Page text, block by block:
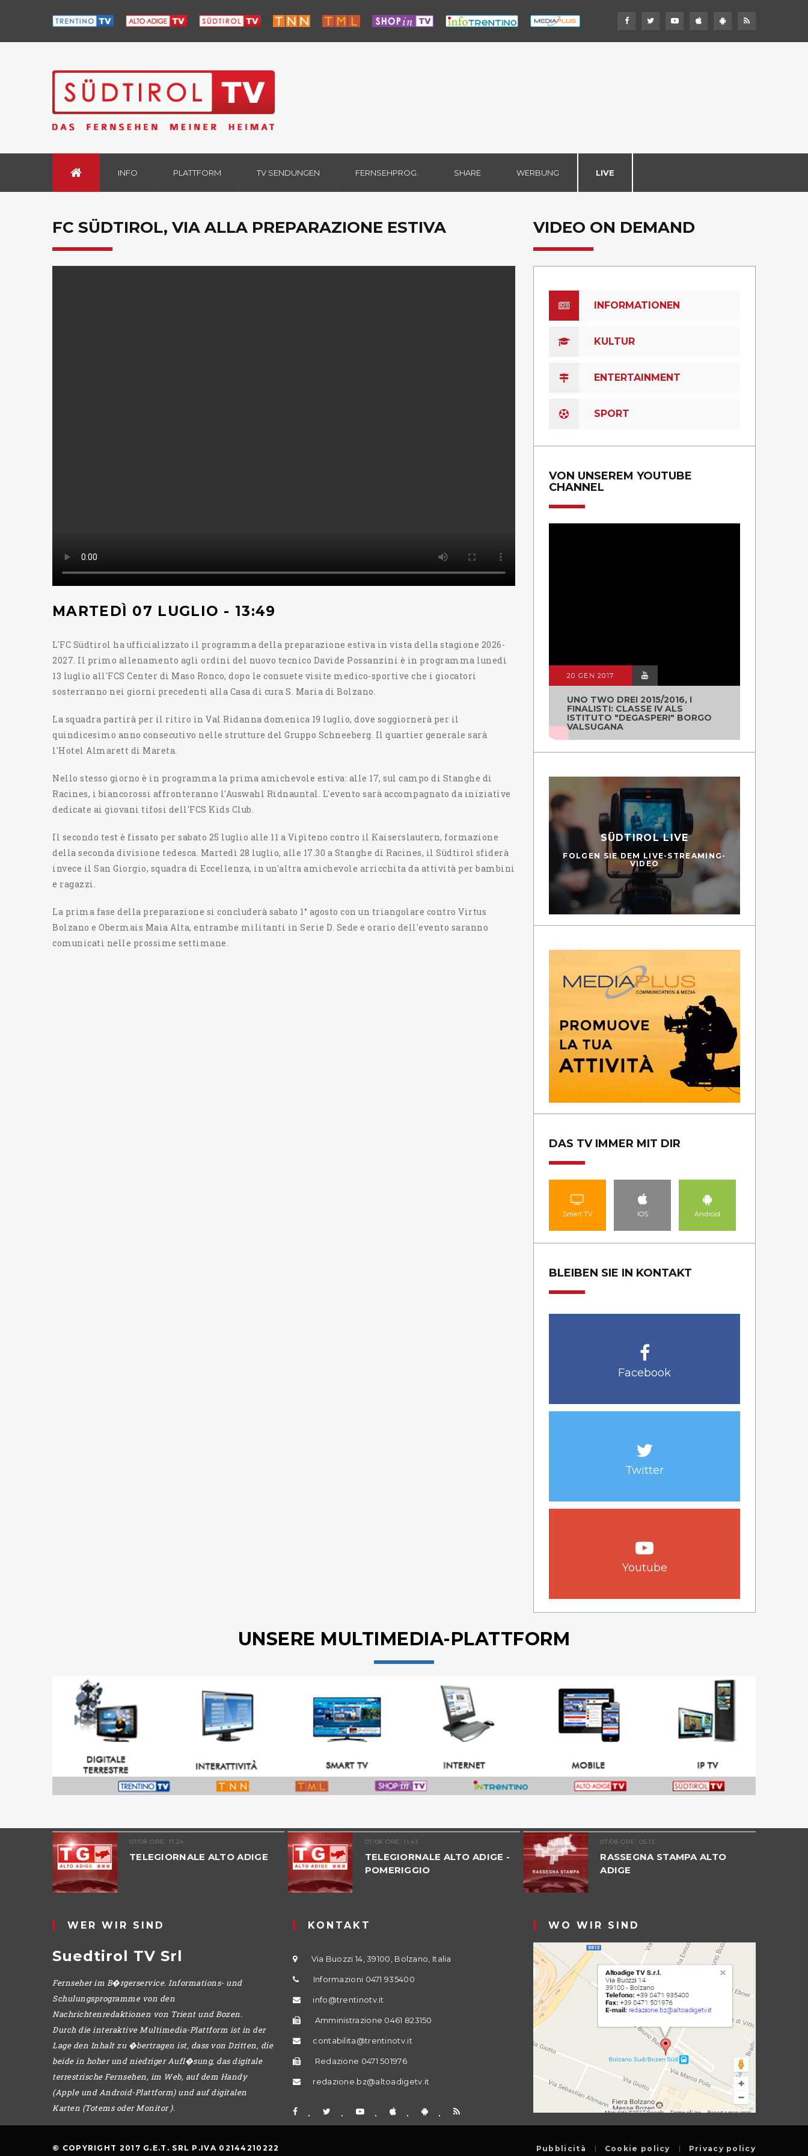
INFO PLATTFORM TV SENDUNGEN FERNSEHPROG. SHARE WERBUNG LIVE
FC SÜDTIROL, VIA ALLA PREPARAZIONE ESTIVA
MARTEDÌ 07 LUGLIO - 13:49
L'FC Südtirol ha ufficializzato il programma della preparazione estiva in vista della stagione 2026-
2027. Il primo allenamento agli ordini del nuovo tecnico Davide Possanzini è in programma lunedì
13 luglio all'FCS Center di Maso Ronco, dopo le consuete visite medico-sportive che i giocatori
sosterranno nei giorni precedenti alla Casa di cura S. Maria di Bolzano.
La squadra partirà per il ritiro in Val Ridanna domenica 19 luglio, dove soggiornerà per il
quindicesimo anno consecutivo nelle strutture del Gruppo Schneeberg. Il quartier generale sarà
l'Hotel Almarett di Mareta.
Nello stesso giorno è in programma la prima amichevole estiva: alle 17, sul campo di Stanghe di
Racines, i biancorossi affronteranno l'Auswahl Ridnauntal. L'evento sarà accompagnato da iniziative
dedicate ai giovani tifosi dell'FCS Kids Club.
Il secondo test è fissato per sabato 25 luglio alle 11 a Vipiteno contro il Kaiserslautern, formazione
della seconda divisione tedesca. Martedì 28 luglio, alle 17.30 a Stanghe di Racines, il Südtirol sfiderà
invece il San Giorgio, squadra di Eccellenza, in un'altra amichevole arricchita da attività per bambini
e ragazzi.
La prima fase della preparazione si concluderà sabato 1° agosto con un triangolare contro Virtus
Bolzano e Obermais Maia Alta, entrambe militanti in Serie D. Sede e orario dell'evento saranno
comunicati nelle prossime settimane.
VIDEO ON DEMAND
INFORMATIONEN
KULTUR
ENTERTAINMENT
SPORT
VON UNSEREM YOUTUBE
CHANNEL
20 GEN 2017
UNO TWO DREI 2015/2016, I
FINALISTI: CLASSE IV ALS
ISTITUTO "DEGASPERI" BORGO
VALSUGANA
SÜDTIROL LIVE
FOLGEN SIE DEM LIVE-STREAMING-
VIDEO
DAS TV IMMER MIT DIR
Smart TV IOS Android
BLEIBEN SIE IN KONTAKT
Facebook
Twitter
Youtube
UNSERE MULTIMEDIA-PLATTFORM
07/08 ORE: 17.24
TELEGIORNALE ALTO ADIGE
07/08 ORE: 11.43
TELEGIORNALE ALTO ADIGE -
POMERIGGIO
07/08 ORE: 05.13
RASSEGNA STAMPA ALTO
ADIGE
WER WIR SIND
Suedtirol TV Srl
Fernseher im B�rgerservice. Informations- und
Schulungsprogramme von den
Nachrichtenredaktionen von Trient und Bozen.
Durch die interaktive Multimedia-Plattform ist in der
Lage den Inhalt zu �bertragen ist, dass von Dritten, die
beide in hoher und niedriger Aufl�sung, das digitale
terrestrische Fernsehen, im Web, auf dem Handy
(Apple und Android-Plattform) und auf digitalen
Karten (Totems oder Monitor ).
KONTAKT
Via Buozzi 14, 39100, Bolzano, Italia
Informazioni 0471 935400
info@trentinotv.it
Amministrazione 0461 823150
contabilita@trentinotv.it
Redazione 0471 501976
redazione.bz@altoadigetv.it
WO WIR SIND
© COPYRIGHT 2017 G.E.T. SRL P.IVA 02144210222 Pubblicità Cookie policy Privacy policy